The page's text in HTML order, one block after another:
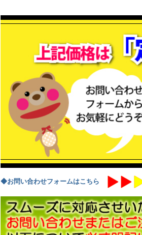
◆お問い合わせフォームはこちら